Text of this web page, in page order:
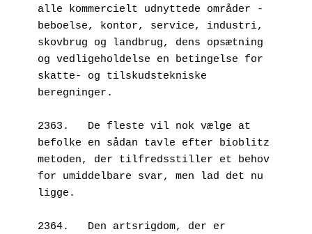
alle kommercielt udnyttede områder -
beboelse, kontor, service, industri,
skovbrug og landbrug, dens opsætning
og vedligeholdelse en betingelse for
skatte- og tilskudstekniske
beregninger.
2363.   De fleste vil nok vælge at
befolke en sådan tavle efter bioblitz
metoden, der tilfredsstiller et behov
for umiddelbare svar, men lad det nu
ligge.
2364.   Den artsrigdom, der er